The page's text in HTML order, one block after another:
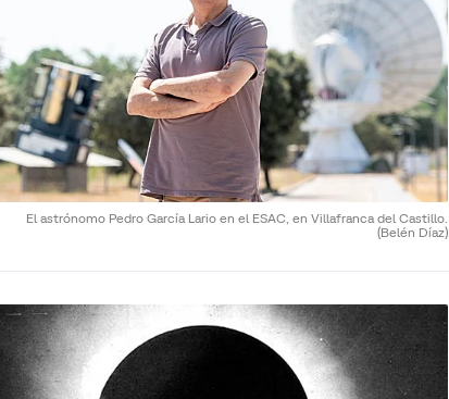
El astrónomo Pedro García Lario en el ESAC, en Villafranca del Castillo.
(Belén Díaz)